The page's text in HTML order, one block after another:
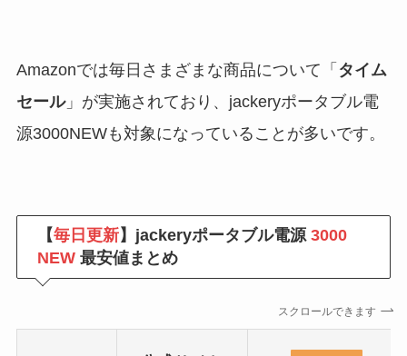
Amazonでは毎日さまざまな商品について「 タイム
セール」が実施されており、jackeryポータブル電
源3000NEWも対象になっていることが多いです。
【毎日更新】jackeryポータブル電源3000
NEW 最安値まとめ
スクロールできます